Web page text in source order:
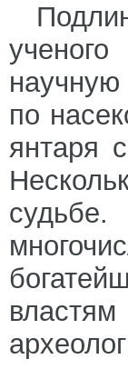
научную
по
янтаря